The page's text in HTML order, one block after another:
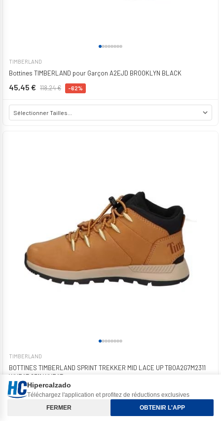
TIMBERLAND
Bottines TIMBERLAND pour Garçon A2EJD BROOKLYN BLACK
45,45 € 118,24 € -62%
TIMBERLAND
BOTTINES TIMBERLAND SPRINT TREKKER MID LACE UP TB0A2G7M2311
WHEAT 2311 WHEAT
49,80 € 75,00 € -34%
Tri et Filtres
Hipercalzado
Téléchargez l'application et profitez de réductions exclusives
FERMER
OBTENIR L'APP